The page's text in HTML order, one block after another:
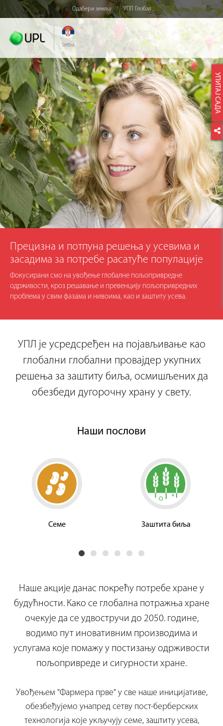
Одабери земљу УПЛ Глобал
Serbia
УПИТАЈ САДА
Прецизна и потпуна решења у усевима и
засадима за потребе расатуће популације
Фокусирани смо на увођење глобалне пољопривредне
одрживости, кроз решавање и превенцију пољопривредних
проблема у свим фазама и нивоима, као и заштиту усева.
УПЛ је усредсређен на појављивање као
глобални глобални провајдер укупних
решења за заштиту биља, осмишљених да
обезбеди дугорочну храну у свету.
Наши послови
Семе Заштита биља
Наше акције данас покрећу потребе хране у
будућности. Како се глобална потражња хране
очекује да се удвостручи до 2050. године,
водимо пут иновативним производима и
услугама које помажу у постизању одрживости
пољопривреде и сигурности хране.
Увођењем "Фармера прве" у све наше иницијативе,
обезбеђујемо унапред сетву пост-берберских
технологија које укључују семе, заштиту усева,